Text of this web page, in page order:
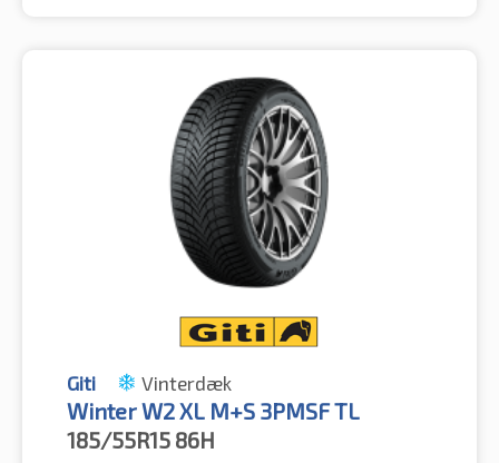
Giti Vinterdæk
Winter W2 XL M+S 3PMSF TL
185/55R15 86H